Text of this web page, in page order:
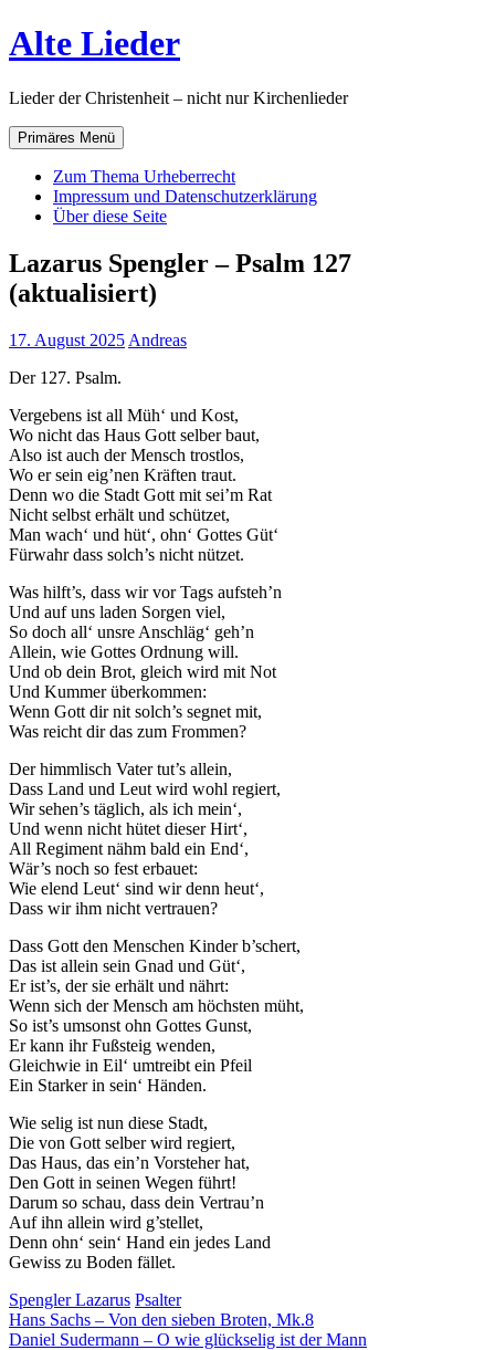
Zum
Inhalt
Alte Lieder
Lieder der Christenheit – nicht nur Kirchenlieder
Primäres Menü
Zum Thema Urheberrecht
Impressum und Datenschutzerklärung
Über diese Seite
Lazarus Spengler – Psalm 127
(aktualisiert)
17. August 2025 Andreas
Der 127. Psalm.
Vergebens ist all Müh‘ und Kost,
Wo nicht das Haus Gott selber baut,
Also ist auch der Mensch trostlos,
Wo er sein eig’nen Kräften traut.
Denn wo die Stadt Gott mit sei’m Rat
Nicht selbst erhält und schützet,
Man wach‘ und hüt‘, ohn‘ Gottes Güt‘
Fürwahr dass solch’s nicht nützet.
Was hilft’s, dass wir vor Tags aufsteh’n
Und auf uns laden Sorgen viel,
So doch all‘ unsre Anschläg‘ geh’n
Allein, wie Gottes Ordnung will.
Und ob dein Brot, gleich wird mit Not
Und Kummer überkommen:
Wenn Gott dir nit solch’s segnet mit,
Was reicht dir das zum Frommen?
Der himmlisch Vater tut’s allein,
Dass Land und Leut wird wohl regiert,
Wir sehen’s täglich, als ich mein‘,
Und wenn nicht hütet dieser Hirt‘,
All Regiment nähm bald ein End‘,
Wär’s noch so fest erbauet:
Wie elend Leut‘ sind wir denn heut‘,
Dass wir ihm nicht vertrauen?
Dass Gott den Menschen Kinder b’schert,
Das ist allein sein Gnad und Güt‘,
Er ist’s, der sie erhält und nährt:
Wenn sich der Mensch am höchsten müht,
So ist’s umsonst ohn Gottes Gunst,
Er kann ihr Fußsteig wenden,
Gleichwie in Eil‘ umtreibt ein Pfeil
Ein Starker in sein‘ Händen.
Wie selig ist nun diese Stadt,
Die von Gott selber wird regiert,
Das Haus, das ein’n Vorsteher hat,
Den Gott in seinen Wegen führt!
Darum so schau, dass dein Vertrau’n
Auf ihn allein wird g’stellet,
Denn ohn‘ sein‘ Hand ein jedes Land
Gewiss zu Boden fället.
Spengler Lazarus Psalter
Beitragsnavigation
Hans Sachs – Von den sieben Broten, Mk.8
Daniel Sudermann – O wie glückselig ist der Mann